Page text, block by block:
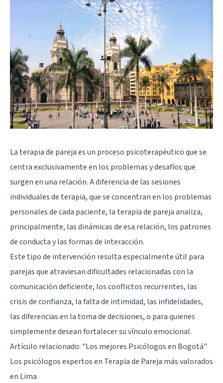
La terapia de pareja es un proceso psicoterapéutico que se
centra exclusivamente en los problemas y desafíos que
surgen en una relación. A diferencia de las sesiones
individuales de terapia, que se concentran en los problemas
personales de cada paciente, la terapia de pareja analiza,
principalmente, las dinámicas de esa relación, los patrones
de conducta y las formas de interacción.
Este tipo de intervención resulta especialmente útil para
parejas que atraviesan dificultades relacionadas con la
comunicación deficiente, los conflictos recurrentes, las
crisis de confianza, la falta de intimidad, las infidelidades,
las diferencias en la toma de decisiones, o para quienes
simplemente desean fortalecer su vínculo emocional.
Artículo relacionado: "Los mejores Psicólogos en Bogotá"
Los psicólogos expertos en Terapia de Pareja más valorados
en Lima